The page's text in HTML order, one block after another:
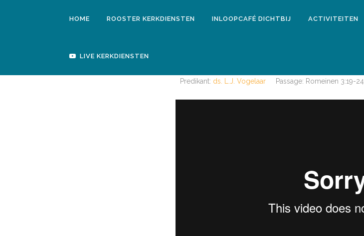
HOME ROOSTER KERKDIENSTEN INLOOPCAFÉ DICHTBIJ ACTIVITEITEN
LIVE KERKDIENSTEN
Predikant: ds. L.J. Vogelaar Passage: Romeinen 3:19-24